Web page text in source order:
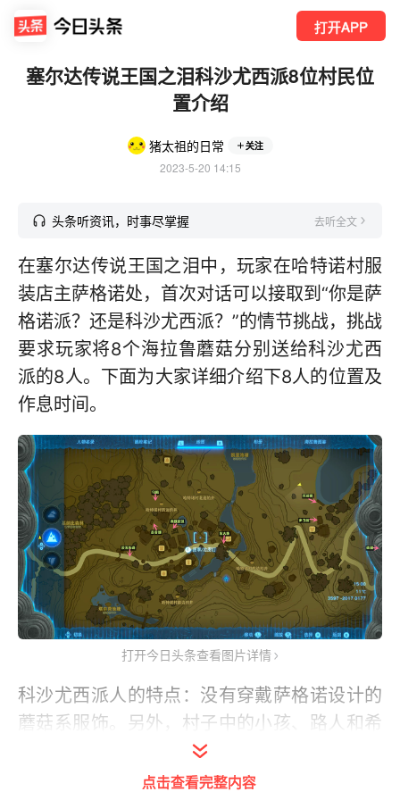
打开APP
塞尔达传说王国之泪科沙尤西派8位村民位
置介绍
猪太祖的日常 关注
2023-5-20 14:15
头条听资讯，时事尽掌握 去听全文
在塞尔达传说王国之泪中，玩家在哈特诺村服
装店主萨格诺处，首次对话可以接取到“你是萨
格诺派？还是科沙尤西派？”的情节挑战，挑战
要求玩家将8个海拉鲁蘑菇分别送给科沙尤西
派的8人。下面为大家详细介绍下8人的位置及
作息时间。
打开今日头条查看图片详情
科沙尤西派人的特点：没有穿戴萨格诺设计的
蘑菇系服饰。另外，村子中的小孩、路人和希
卡族人不算在内（当然科沙尤西和他的老婆可
莱维亚也是，剧透一下，可莱维亚每天都会去
点击查看完整内容